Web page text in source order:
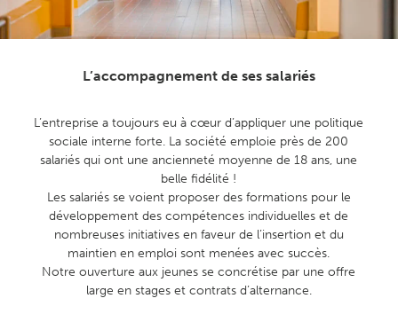
L’accompagnement de ses salariés
L’entreprise a toujours eu à cœur d’appliquer une politique
sociale interne forte. La société emploie près de 200
salariés qui ont une ancienneté moyenne de 18 ans, une
belle fidélité !
Les salariés se voient proposer des formations pour le
développement des compétences individuelles et de
nombreuses initiatives en faveur de l’insertion et du
maintien en emploi sont menées avec succès.
Notre ouverture aux jeunes se concrétise par une offre
large en stages et contrats d’alternance.